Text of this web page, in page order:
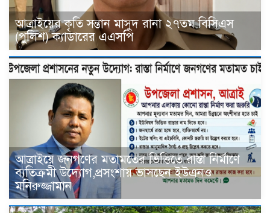
আত্রাইয়ের কৃতি সন্তান মাসুদ রানা ২৭তম বিসিএস
(পুলিশ) ক্যাডারের এএসপি
আত্রাইয়ে জনগণের মতামতের ভিত্তিতে রাস্তা নির্মাণে
ব্যতিক্রমী উদ্যোগ,প্রসংশায় ভাসছেন ইউএনও
মনিরুজ্জামান